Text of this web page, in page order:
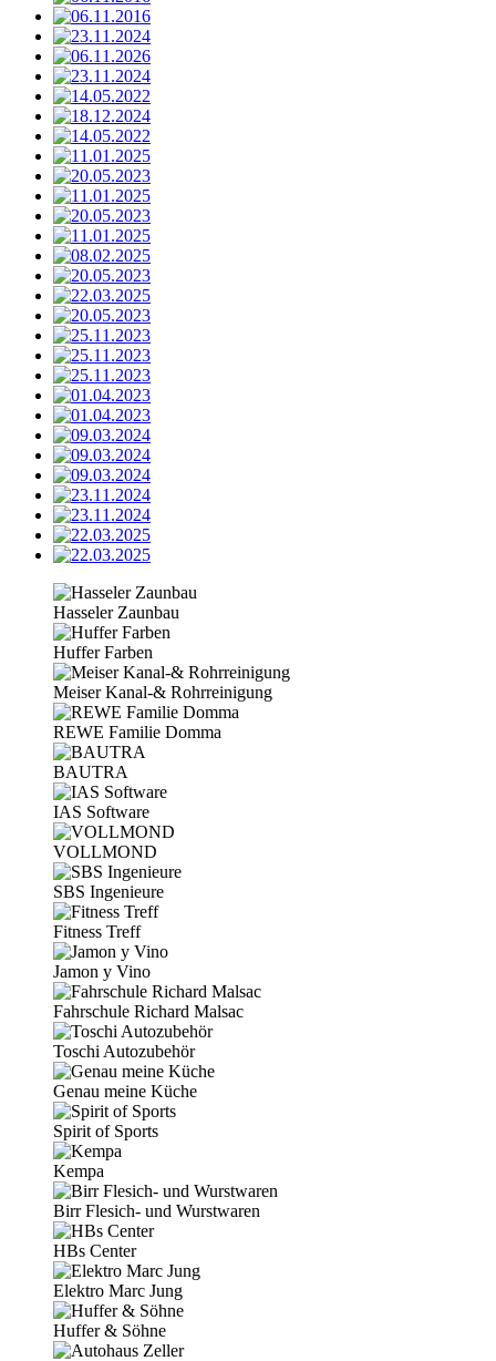
Hasseler Zaunbau
Huffer Farben
Meiser Kanal-& Rohrreinigung
REWE Familie Domma
BAUTRA
IAS Software
VOLLMOND
SBS Ingenieure
Fitness Treff
Jamon y Vino
Fahrschule Richard Malsac
Toschi Autozubehör
Genau meine Küche
Spirit of Sports
Kempa
Birr Flesich- und Wurstwaren
HBs Center
Elektro Marc Jung
Huffer & Söhne